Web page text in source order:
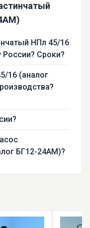
НПл 45/16
Сроки?
16 (аналог
БГ12-24АМ)?